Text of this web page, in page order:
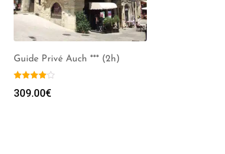
Guide Privé Auch *** (2h)
309.00€